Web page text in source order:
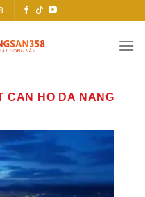
CAN HO DA NANG